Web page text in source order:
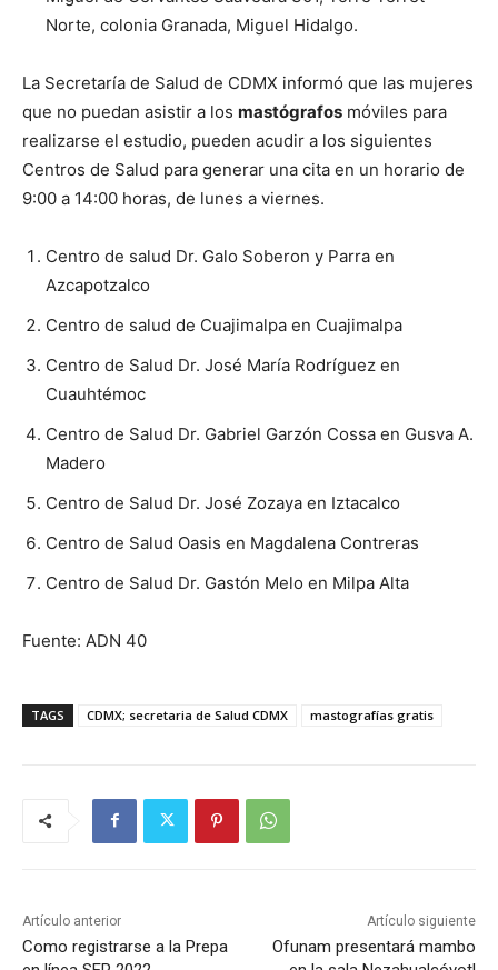
Norte, colonia Granada, Miguel Hidalgo.
La Secretaría de Salud de CDMX informó que las mujeres
que no puedan asistir a los mastógrafos móviles para
realizarse el estudio, pueden acudir a los siguientes
Centros de Salud para generar una cita en un horario de
9:00 a 14:00 horas, de lunes a viernes.
Centro de salud Dr. Galo Soberon y Parra en
Azcapotzalco
Centro de salud de Cuajimalpa en Cuajimalpa
Centro de Salud Dr. José María Rodríguez en
Cuauhtémoc
Centro de Salud Dr. Gabriel Garzón Cossa en Gusva A.
Madero
Centro de Salud Dr. José Zozaya en Iztacalco
Centro de Salud Oasis en Magdalena Contreras
Centro de Salud Dr. Gastón Melo en Milpa Alta
Fuente: ADN 40
TAGS CDMX; secretaria de Salud CDMX mastografías gratis
Artículo anterior
Como registrarse a la Prepa
Artículo siguiente
Ofunam presentará mambo